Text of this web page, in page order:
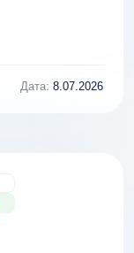
Дата: 8.07.2026